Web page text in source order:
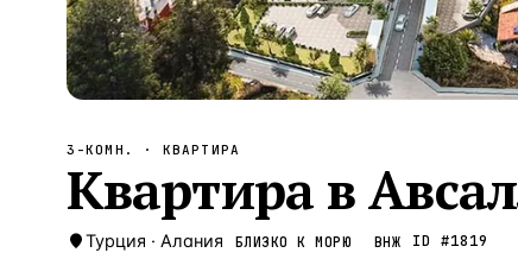
Анталия —Локация
3-КОМН. · КВАРТИРА
Квартира в
Турция · Алания БЛИЗКО К МОРЮ ВНЖ ID #1819